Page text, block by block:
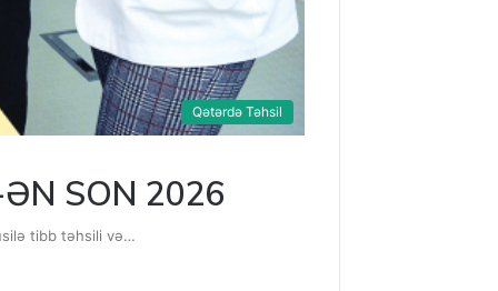
Qətərdə Təhsil
SON 2026
tibb təhsili və…